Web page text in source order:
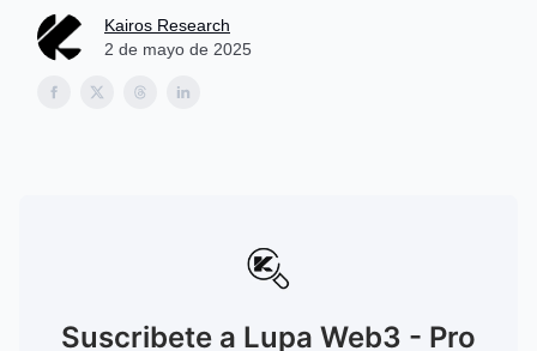
Kairos Research
2 de mayo de 2025
Suscribete a Lupa Web3 - Pro